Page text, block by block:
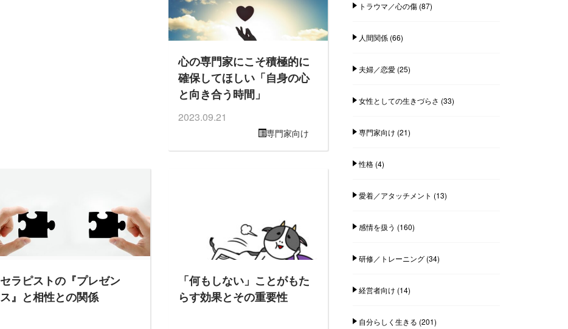
心の専門家にこそ積極的に
確保してほしい「自身の心
と向き合う時間」
2023.09.21
専門家向け
セラピストの『プレゼン
ス』と相性との関係
「何もしない」ことがもた
らす効果とその重要性
トラウマ／心の傷(87)
人間関係(66)
夫婦／恋愛(25)
女性としての生きづらさ (33)
専門家向け (21)
性格(4)
愛着／アタッチメント (13)
感情を扱う (160)
研修／トレーニング(34)
経営者向け (14)
自分らしく生きる (201)